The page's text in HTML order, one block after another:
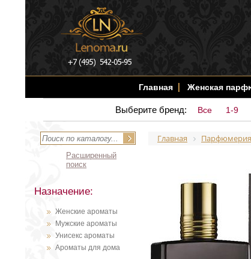
Главная Женская
Выберите бренд: Все 1-9
Расширенный
поиск
Назначение:
Женские ароматы
Мужские ароматы
Унисекс ароматы
Ароматы для дома
Главная Парфюмерия